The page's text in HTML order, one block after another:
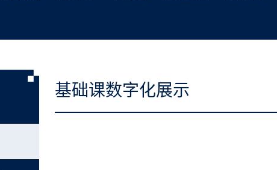
基础课数字化展示